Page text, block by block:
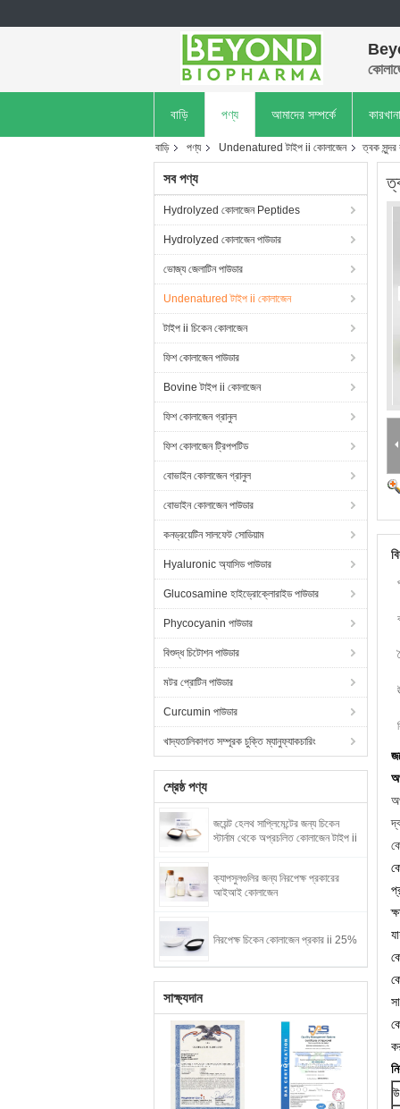
বাড়ি পণ্য আমাদের সম্পর্কে
বাড়ি পণ্য Undenatured টাইপ ii কোলাজেন ত্বক সুন্দর
সব পণ্য
Hydrolyzed কোলাজেন Peptides
Hydrolyzed কোলাজেন পাউডার
ভোজ্য জেলাটিন পাউডার
Undenatured টাইপ ii কোলাজেন
টাইপ ii চিকেন কোলাজেন
ফিশ কোলাজেন পাউডার
Bovine টাইপ ii কোলাজেন
ফিশ কোলাজেন গ্রানুল
ফিশ কোলাজেন ট্রিপপটিড
বোভাইন কোলাজেন গ্রানুল
বোভাইন কোলাজেন পাউডার
কনড্রয়েটিন সালফেট সোডিয়াম
Hyaluronic অ্যাসিড পাউডার
Glucosamine হাইড্রোক্লোরাইড পাউডার
Phycocyanin পাউডার
বিশুদ্ধ চিটোশন পাউডার
মটর প্রোটিন পাউডার
Curcumin পাউডার
খাদ্যতালিকাগত সম্পূরক চুক্তি ম্যানুফ্যাকচারিং
শ্রেষ্ঠ পণ্য
জয়েন্ট হেলথ সাপ্লিমেন্টের জন্য চিকেন
স্টার্নাম থেকে অপ্রচলিত কোলাজেন টাইপ ii
ক্যাপসুলগুলির জন্য নিরপেক্ষ প্রকারের
আইআই কোলাজেন
নিরপেক্ষ চিকেন কোলাজেন প্রকার ii 25%
সাক্ষ্যদান